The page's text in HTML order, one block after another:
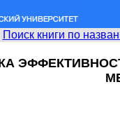
Поиск книги по